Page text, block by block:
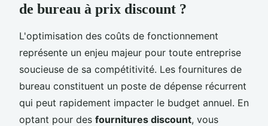
de bureau à prix discount ?
L'optimisation des coûts de fonctionnement
représente un enjeu majeur pour toute entreprise
soucieuse de sa compétitivité. Les fournitures de
bureau constituent un poste de dépense récurrent
qui peut rapidement impacter le budget annuel. En
optant pour des fournitures discount, vous